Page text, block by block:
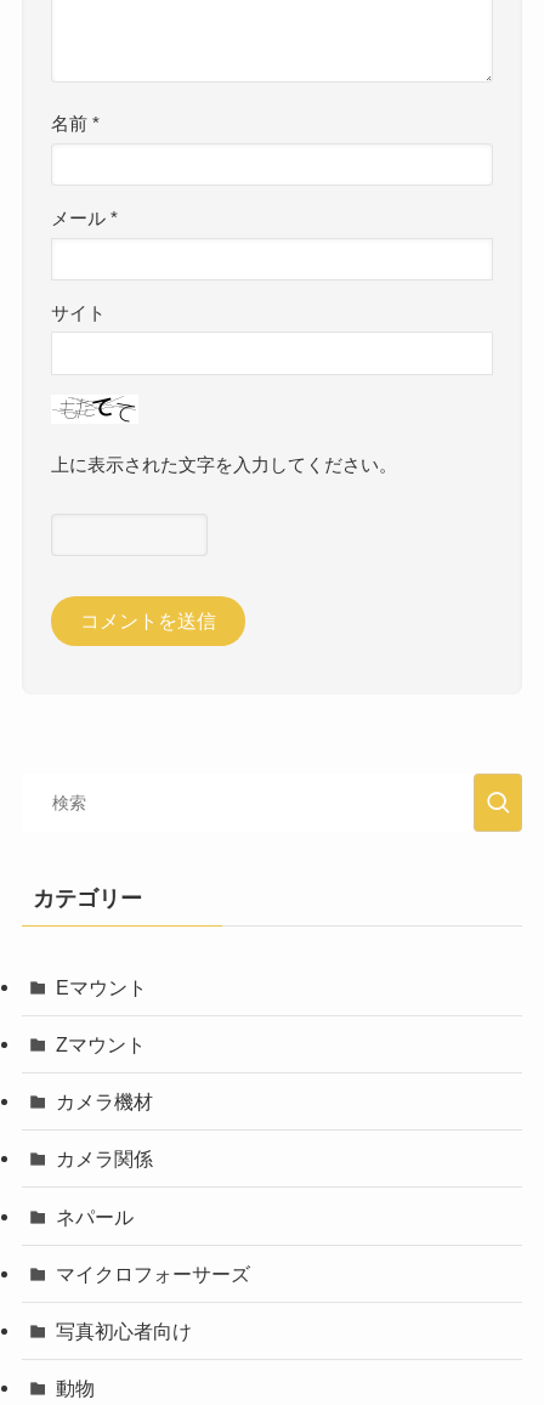
名前*
メール*
サイト
上に表示された文字を入力してください。
カテゴリー
Eマウント
Zマウント
カメラ機材
カメラ関係
ネパール
マイクロフォーサーズ
写真初心者向け
動物